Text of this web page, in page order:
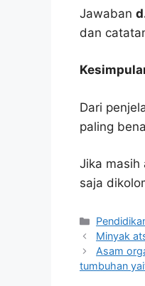
Jawaban
dan
Dari
paling
Jika masih
saja
Kategori
Minyak
Asam
tumbuhan